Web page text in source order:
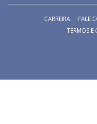
CARREIRA FALE
TERMOS E